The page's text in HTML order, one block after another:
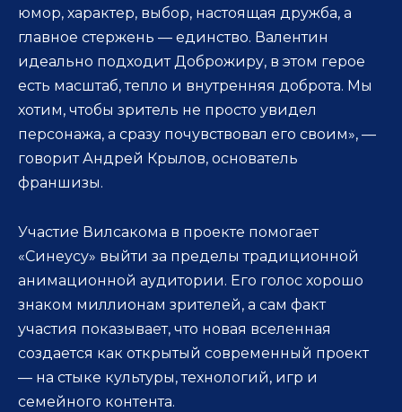
юмор, характер, выбор, настоящая дружба, а
главное стержень — единство. Валентин
идеально подходит Доброжиру, в этом герое
есть масштаб, тепло и внутренняя доброта. Мы
хотим, чтобы зритель не просто увидел
персонажа, а сразу почувствовал его своим», —
говорит Андрей Крылов, основатель
франшизы.
Участие Вилсакома в проекте помогает
«Синеусу» выйти за пределы традиционной
анимационной аудитории. Его голос хорошо
знаком миллионам зрителей, а сам факт
участия показывает, что новая вселенная
создается как открытый современный проект
— на стыке культуры, технологий, игр и
семейного контента.